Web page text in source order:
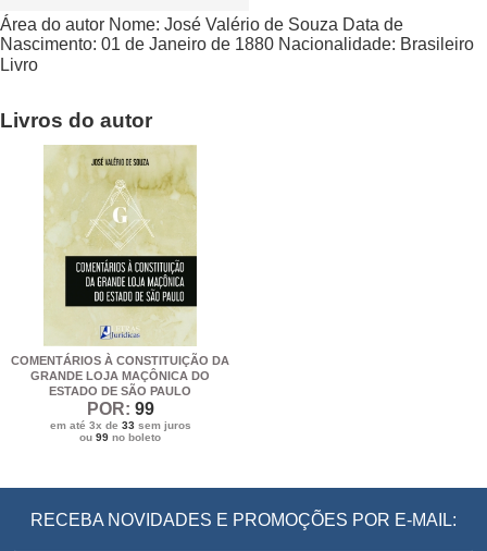
Área do autor Nome: José Valério de Souza Data de
Nascimento: 01 de Janeiro de 1880 Nacionalidade: Brasileiro
Livro
Livros do autor
COMENTÁRIOS À CONSTITUIÇÃO DA
GRANDE LOJA MAÇÔNICA DO
ESTADO DE SÃO PAULO
POR: 99
em até 3x de 33sem juros
ou99 no boleto
RECEBA NOVIDADES E PROMOÇÕES POR E-MAIL: